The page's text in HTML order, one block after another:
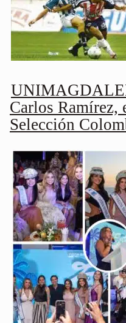
Carlos Ramírez,
Selección